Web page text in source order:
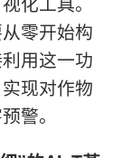
零开始构
用这一功
现对作物
警。